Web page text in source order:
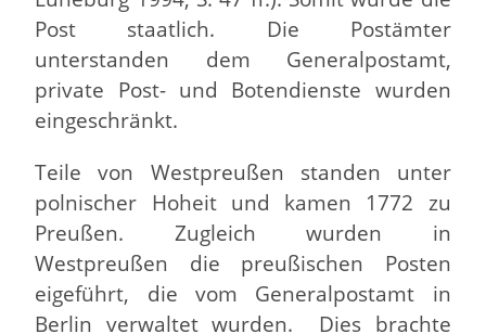
Post staatlich. Die Postämter
unterstanden dem Generalpostamt,
private Post- und Botendienste wurden
eingeschränkt.
Teile von Westpreußen standen unter
polnischer Hoheit und kamen 1772 zu
Preußen. Zugleich wurden in
Westpreußen die preußischen Posten
eigeführt, die vom Generalpostamt in
Berlin verwaltet wurden. Dies brachte